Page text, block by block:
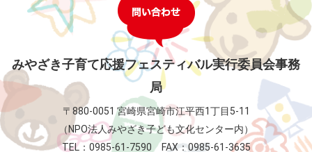
みやざき子育て応援フェスティバル実行委員会事務
局
〒880-0051 宮崎県宮崎市江平西1丁目5-11
（NPO法人みやざき子ども文化センター内）
TEL：0985-61-7590 FAX：0985-61-3635